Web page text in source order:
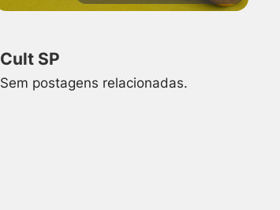
Cult SP
Sem postagens relacionadas.